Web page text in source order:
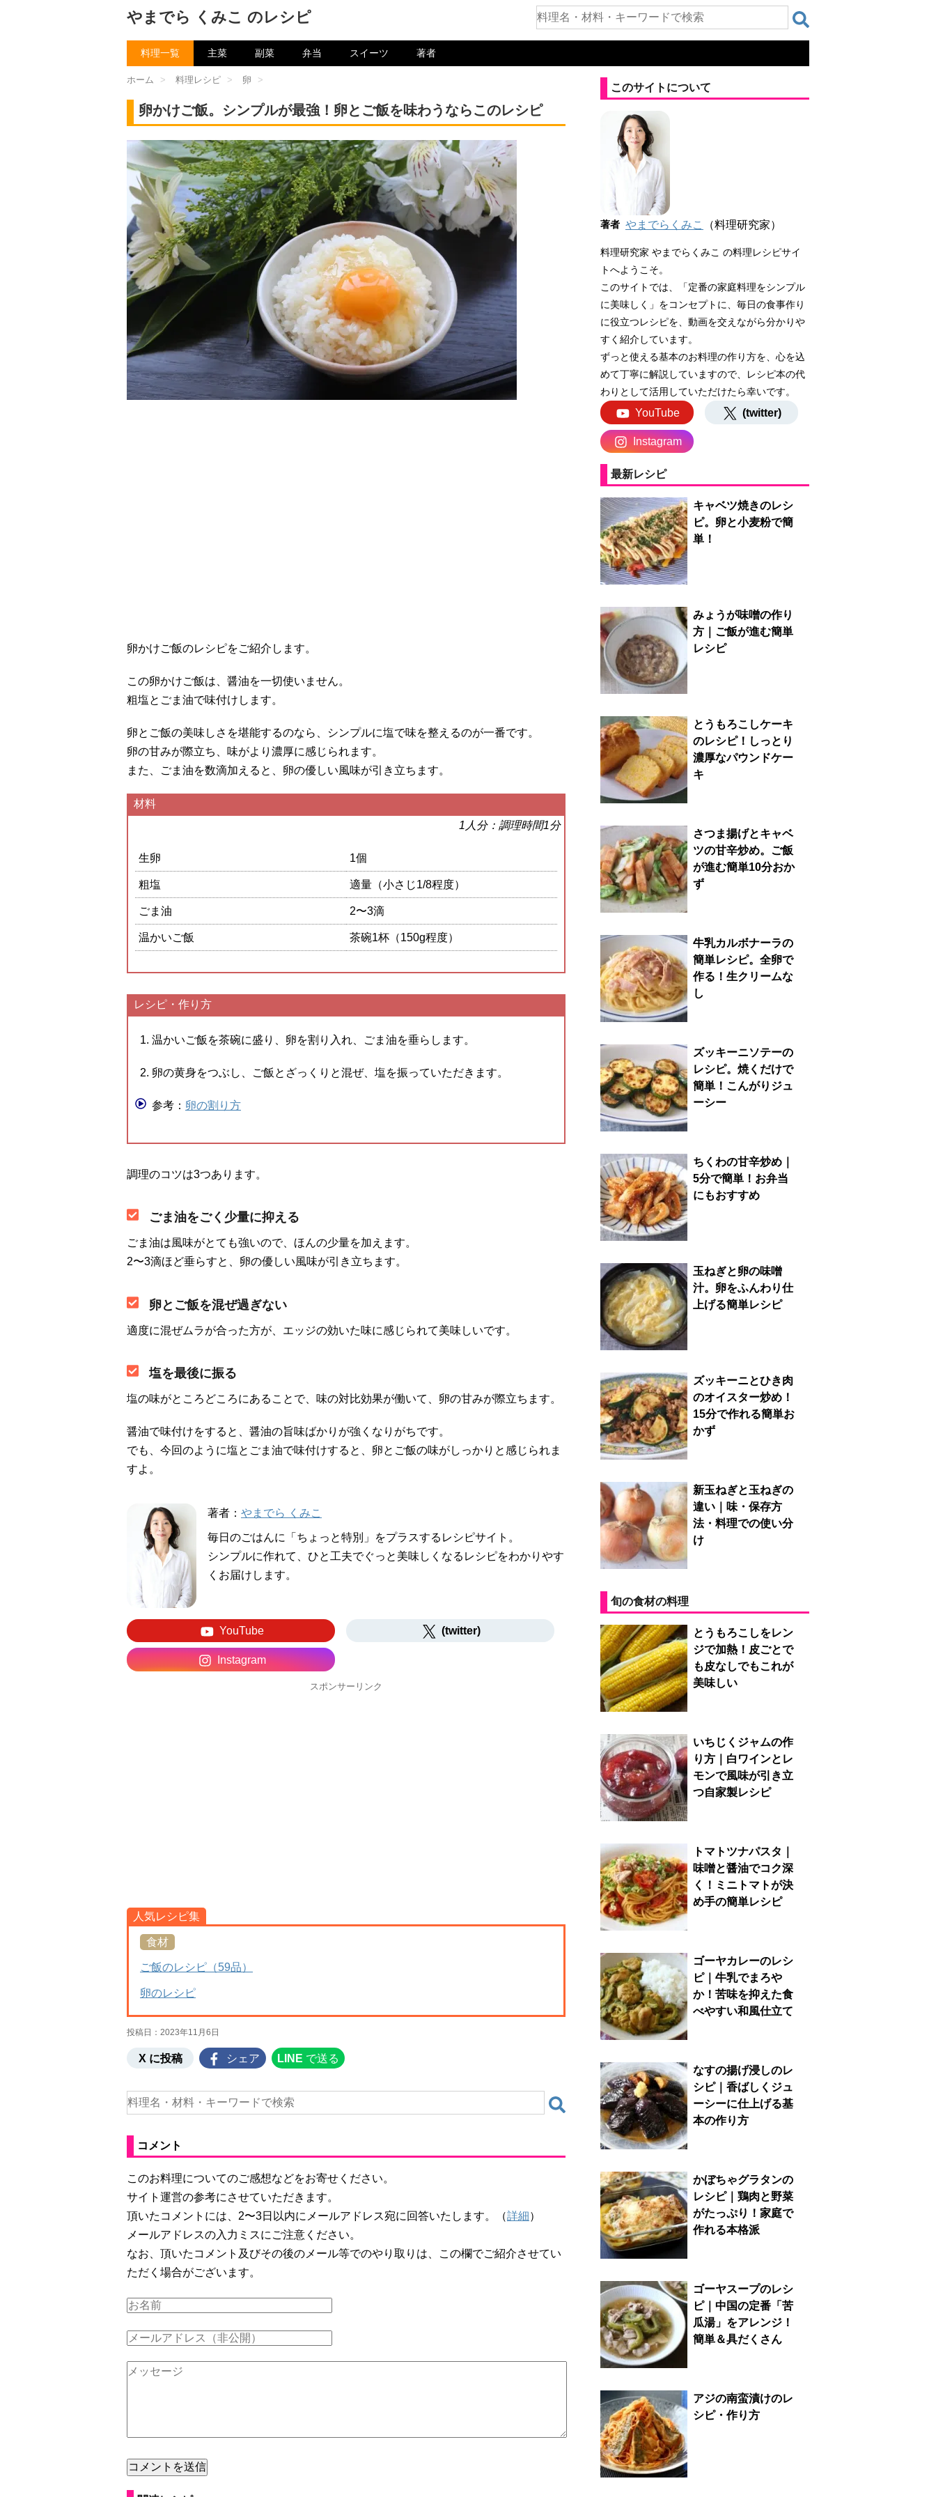
やまでら くみこ のレシピ
料理一覧 主菜 副菜 弁当 スイーツ 著者
ホーム > 料理レシピ > 卵 >
卵かけご飯。シンプルが最強！卵とご飯を味わうならこのレシピ
卵かけご飯のレシピをご紹介します。
この卵かけご飯は、醤油を一切使いません。
粗塩とごま油で味付けします。
卵とご飯の美味しさを堪能するのなら、シンプルに塩で味を整えるのが一番です。
卵の甘みが際立ち、味がより濃厚に感じられます。
また、ごま油を数滴加えると、卵の優しい風味が引き立ちます。
材料
1人分：調理時間1分
生卵 1個
粗塩 適量（小さじ1/8程度）
ごま油 2〜3滴
温かいご飯 茶碗1杯（150g程度）
レシピ・作り方
温かいご飯を茶碗に盛り、卵を割り入れ、ごま油を垂らします。
卵の黄身をつぶし、ご飯とざっくりと混ぜ、塩を振っていただきます。
参考： 卵の割り方
調理のコツは3つあります。
ごま油をごく少量に抑える
ごま油は風味がとても強いので、ほんの少量を加えます。
2〜3滴ほど垂らすと、卵の優しい風味が引き立ちます。
卵とご飯を混ぜ過ぎない
適度に混ぜムラが合った方が、エッジの効いた味に感じられて美味しいです。
塩を最後に振る
塩の味がところどころにあることで、味の対比効果が働いて、卵の甘みが際立ちます。
醤油で味付けをすると、醤油の旨味ばかりが強くなりがちです。
でも、今回のように塩とごま油で味付けすると、卵とご飯の味がしっかりと感じられま
すよ。
著者： やまでら くみこ
毎日のごはんに「ちょっと特別」をプラスするレシピサイト。
シンプルに作れて、ひと工夫でぐっと美味しくなるレシピをわかりやす
くお届けします。
YouTube (twitter)
Instagram
スポンサーリンク
人気レシピ集
食材
ご飯のレシピ（59品）
卵のレシピ
投稿日： 2023年11月6日
X に投稿 シェア LINE で送る
コメント
このお料理についてのご感想などをお寄せください。
サイト運営の参考にさせていただきます。
頂いたコメントには、2〜3日以内にメールアドレス宛に回答いたします。（詳細）
メールアドレスの入力ミスにご注意ください。
なお、頂いたコメント及びその後のメール等でのやり取りは、この欄でご紹介させてい
ただく場合がございます。
このサイトについて
著者 やまでらくみこ （料理研究家）
料理研究家 やまでらくみこ の料理レシピサイ
トへようこそ。
このサイトでは、「定番の家庭料理をシンプル
に美味しく」をコンセプトに、毎日の食事作り
に役立つレシピを、動画を交えながら分かりや
すく紹介しています。
ずっと使える基本のお料理の作り方を、心を込
めて丁寧に解説していますので、レシピ本の代
わりとして活用していただけたら幸いです。
YouTube (twitter)
Instagram
最新レシピ
キャベツ焼きのレシ
ピ。卵と小麦粉で簡
単！
みょうが味噌の作り
方｜ご飯が進む簡単
レシピ
とうもろこしケーキ
のレシピ！しっとり
濃厚なパウンドケー
キ
さつま揚げとキャベ
ツの甘辛炒め。ご飯
が進む簡単10分おか
ず
牛乳カルボナーラの
簡単レシピ。全卵で
作る！生クリームな
し
ズッキーニソテーの
レシピ。焼くだけで
簡単！こんがりジュ
ーシー
ちくわの甘辛炒め｜
5分で簡単！お弁当
にもおすすめ
玉ねぎと卵の味噌
汁。卵をふんわり仕
上げる簡単レシピ
ズッキーニとひき肉
のオイスター炒め！
15分で作れる簡単お
かず
新玉ねぎと玉ねぎの
違い｜味・保存方
法・料理での使い分
け
旬の食材の料理
とうもろこしをレン
ジで加熱！皮ごとで
も皮なしでもこれが
美味しい
いちじくジャムの作
り方｜白ワインとレ
モンで風味が引き立
つ自家製レシピ
トマトツナパスタ｜
味噌と醤油でコク深
く！ミニトマトが決
め手の簡単レシピ
ゴーヤカレーのレシ
ピ｜牛乳でまろや
か！苦味を抑えた食
べやすい和風仕立て
なすの揚げ浸しのレ
シピ｜香ばしくジュ
ーシーに仕上げる基
本の作り方
かぼちゃグラタンの
レシピ｜鶏肉と野菜
がたっぷり！家庭で
作れる本格派
ゴーヤスープのレシ
ピ｜中国の定番「苦
瓜湯」をアレンジ！
簡単＆具だくさん
アジの南蛮漬けのレ
シピ・作り方